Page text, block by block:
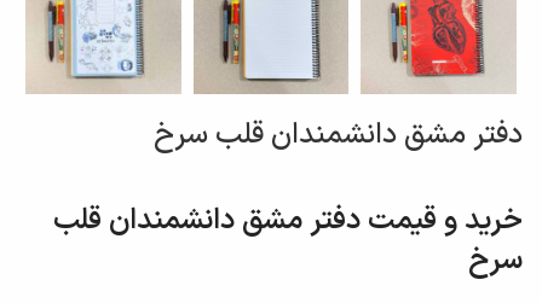
دفتر مشق دانشمندان قلب سرخ
خرید و قیمت دفتر مشق دانشمندان قلب
سرخ